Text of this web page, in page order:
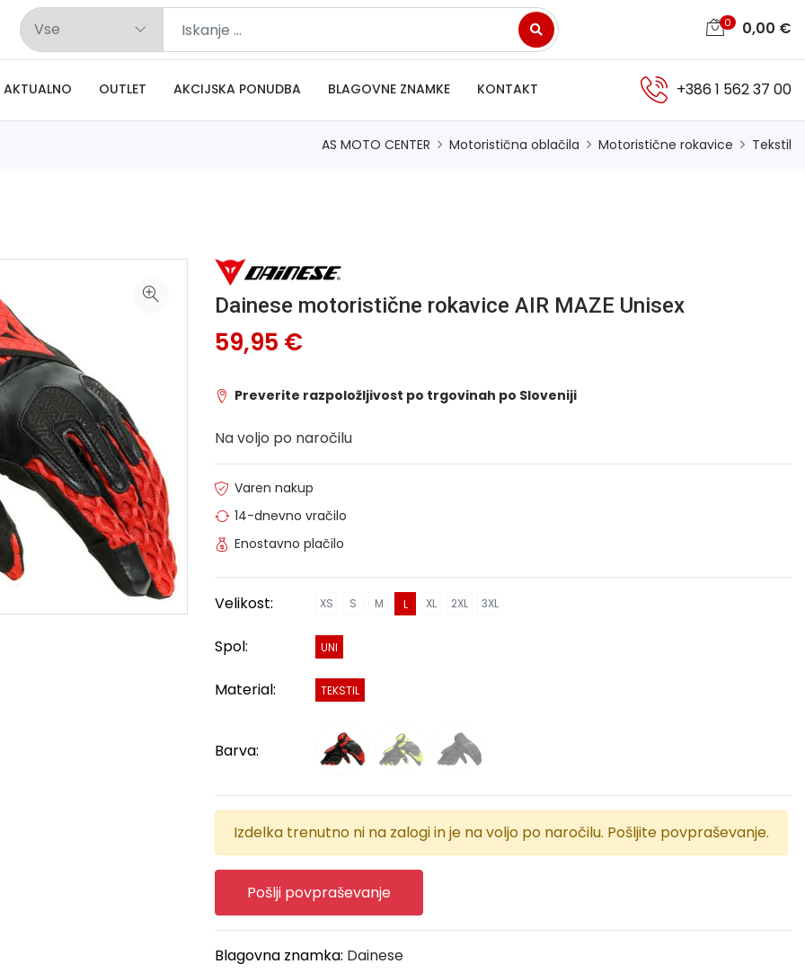
0 0,00 €
AKTUALNO OUTLET AKCIJSKA PONUDBA BLAGOVNE ZNAMKE KONTAKT +386 1 562 37 00
AS MOTO CENTER Motoristična oblačila Motoristične rokavice Tekstil
Dainese motoristične rokavice AIR MAZE Unisex
59,95 €
Preverite razpoložljivost po trgovinah po Sloveniji
Na voljo po naročilu
Varen nakup
14-dnevno vračilo
Enostavno plačilo
Velikost: XS S M L XL 2XL 3XL
Spol: UNI
Material: TEKSTIL
Barva:
Izdelka trenutno ni na zalogi in je na voljo po naročilu. Pošljite povpraševanje.
Pošlji povpraševanje
Blagovna znamka: Dainese